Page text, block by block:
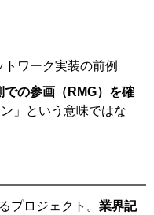
ワーク実装の前例
での参画（RMG）を確
」という意味ではな
プロジェクト。 業界記